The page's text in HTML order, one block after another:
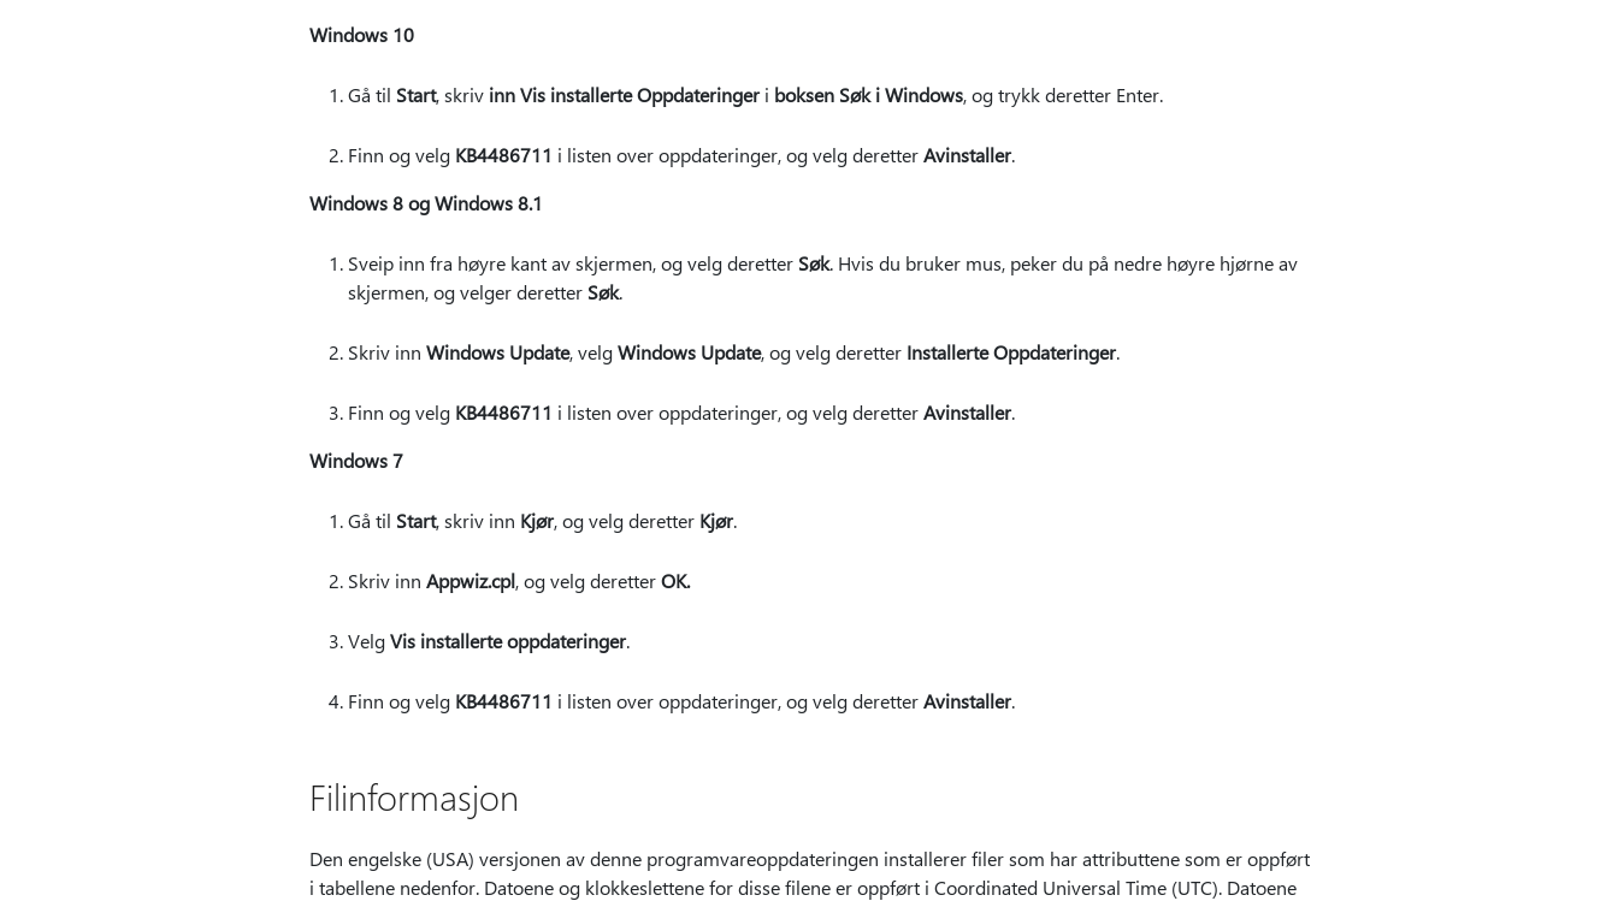
Windows 10
Gå til Start, skriv inn Vis installerte Oppdateringeri boksen Søk i Windows, og trykk deretter Enter.
Finn og velg KB4486711 i listen over oppdateringer, og velg deretterAvinstaller.
Windows 8 og Windows 8.1
Sveip inn fra høyre kant av skjermen, og velg deretter Søk. Hvis du bruker mus, peker du på nedre høyre hjørne av
skjermen, og velger deretter Søk.
Skriv inn Windows Update, velgWindows Update, og velg deretter Installerte Oppdateringer.
Finn og velg KB4486711 i listen over oppdateringer, og velg deretterAvinstaller.
Windows 7
Gå til Start, skriv inn Kjør, og velg deretter Kjør.
Skriv inn Appwiz.cpl, og velg deretterOK.
VelgVis installerte oppdateringer.
Finn og velg KB4486711 i listen over oppdateringer, og velg deretterAvinstaller.
Filinformasjon
Den engelske (USA) versjonen av denne programvareoppdateringen installerer filer som har attributtene som er oppført
i tabellene nedenfor. Datoene og klokkeslettene for disse filene er oppført i Coordinated Universal Time (UTC). Datoene